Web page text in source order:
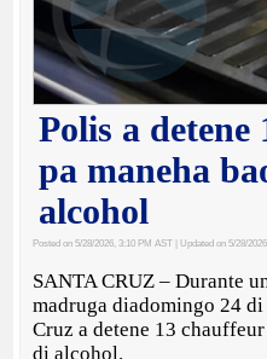
Polis a
pa maneha
alcohol
Posted on 5/28/2026, 3:10 PM AST | Updated on 5/28/
SANTA CRUZ – Durante
madruga diadomingo 24
Cruz a detene 13
di alcohol.